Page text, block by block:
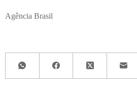
Agência Brasil